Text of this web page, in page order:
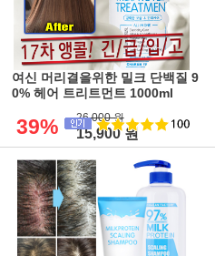
여신 머리결을위한 밀크 단백질 9
0% 헤어 트리트먼트 1000ml
39% 26,000 원
15,900 원